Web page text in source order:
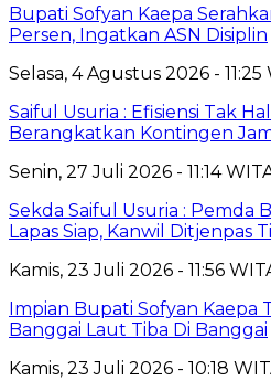
Bupati Sofyan Kaepa
Persen, Ingatkan ASN Disiplin
Selasa, 4 Agustus 2026 - 11:25
Saiful Usuria : Efisiensi Tak
Berangkatkan Kontingen
Senin, 27 Juli 2026 - 11:14
Sekda Saiful Usuria : Pemda
Lapas Siap, Kanwil Ditjenpas
Kamis, 23 Juli 2026 - 11:56
Impian Bupati Sofyan Kaepa
Banggai Laut Tiba Di Banggai
Kamis, 23 Juli 2026 - 10:18